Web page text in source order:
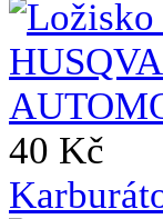
40 Kč